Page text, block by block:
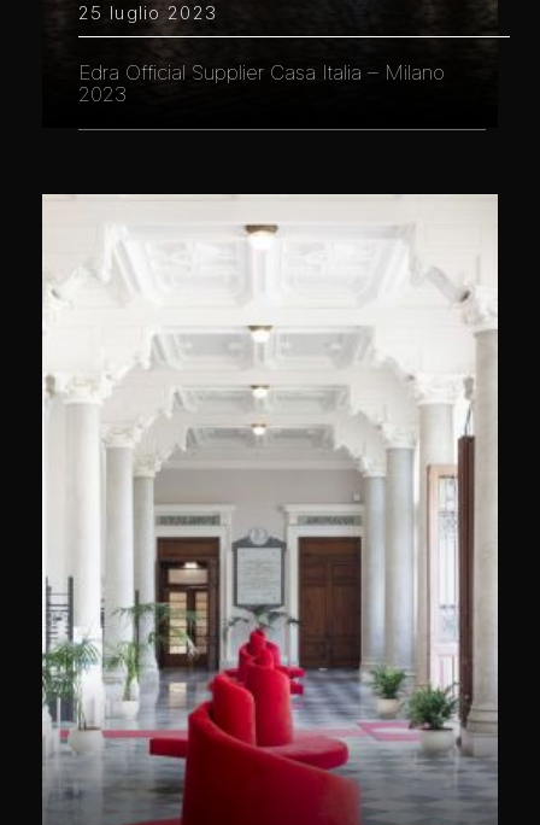
25 luglio 2023
Edra Official Supplier Casa Italia – Milano
2023